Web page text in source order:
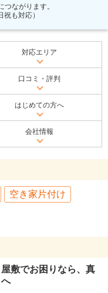
ながります。
も対応）
対応エリア
口コミ・評判
はじめての方へ
会社情報
空き家片付け
敷でお困りなら、真